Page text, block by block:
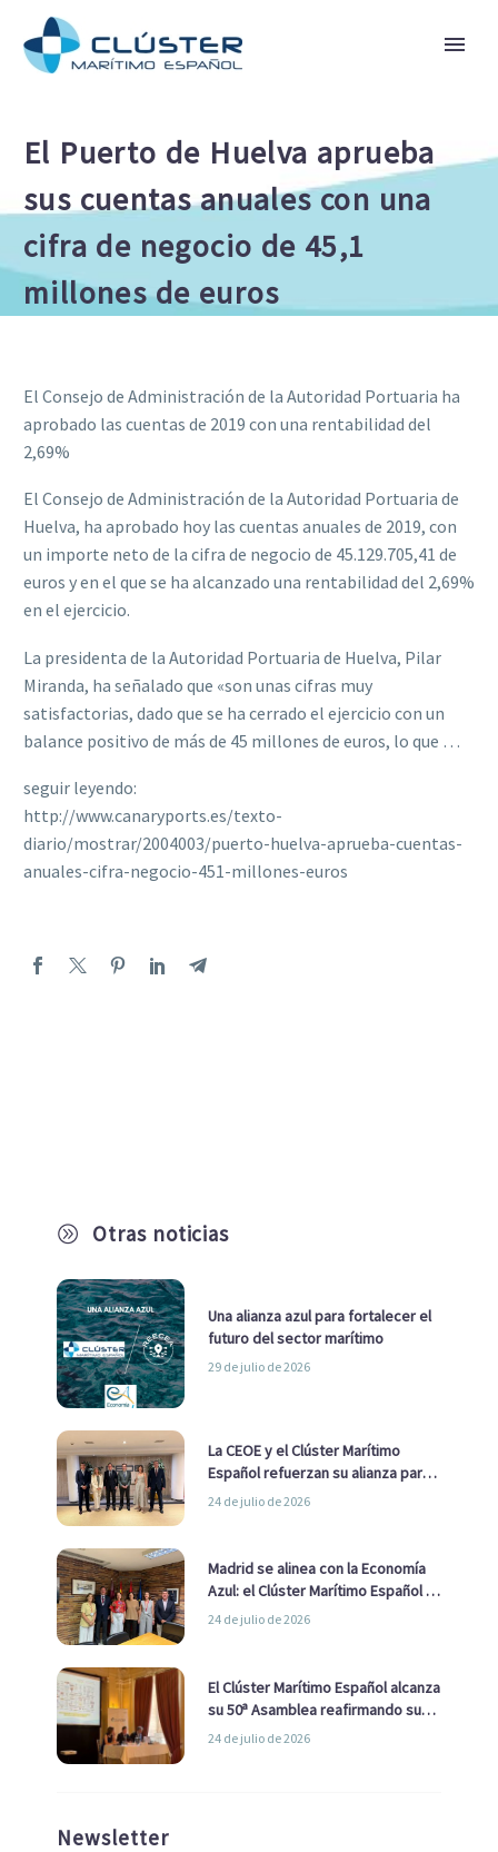
El Puerto de Huelva aprueba
sus cuentas anuales con una
cifra de negocio de 45,1
millones de euros
A Otras noticias
Una alianza azul para fortalecer el
futuro del sector marítimo
29 de julio de 2026
La CEOE y el Clúster Marítimo
Español refuerzan su alianza para
impulsar una estrategia Nacional
24 de julio de 2026
Madrid se alinea con la Economía
Azul: el Clúster Marítimo Español y
la Real Liga Naval avanzan alianzas
24 de julio de 2026
El Clúster Marítimo Español alcanza
su 50ª Asamblea reafirmando su
liderazgo en la Economía Azul
24 de julio de 2026
Newsletter
El Consejo de Administración de la Autoridad Portuaria ha
aprobado las cuentas de 2019 con una rentabilidad del
2,69%
El Consejo de Administración de la Autoridad Portuaria de
Huelva, ha aprobado hoy las cuentas anuales de 2019, con
un importe neto de la cifra de negocio de 45.129.705,41 de
euros y en el que se ha alcanzado una rentabilidad del 2,69%
en el ejercicio.
La presidenta de la Autoridad Portuaria de Huelva, Pilar
Miranda, ha señalado que «son unas cifras muy
satisfactorias, dado que se ha cerrado el ejercicio con un
balance positivo de más de 45 millones de euros, lo que …
seguir leyendo:
http://www.canaryports.es/texto-
diario/mostrar/2004003/puerto-huelva-aprueba-cuentas-
anuales-cifra-negocio-451-millones-euros